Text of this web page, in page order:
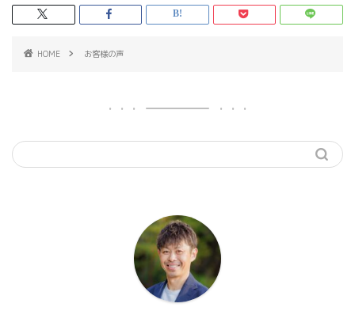
HOME お客様の声